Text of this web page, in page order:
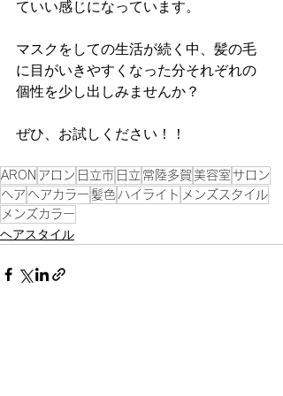
ていい感じになっています。
マスクをしての生活が続く中、髪の毛
に目がいきやすくなった分それぞれの
個性を少し出しみませんか？
ぜひ、お試しください！！
ARON アロン 日立市 日立 常陸多賀 美容室 サロン
ヘア ヘアカラー 髪色 ハイライト メンズスタイル
メンズカラー
ヘアスタイル